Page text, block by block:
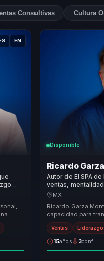
Consultivas Cultura
ES EN
Disponible
Ricardo
Autor de El SPA
ventas,
resultados para
MX
Ricardo Garza
capacidad para
fomentar un alto
orga...
Ventas Liderazgo
15años 3conf.